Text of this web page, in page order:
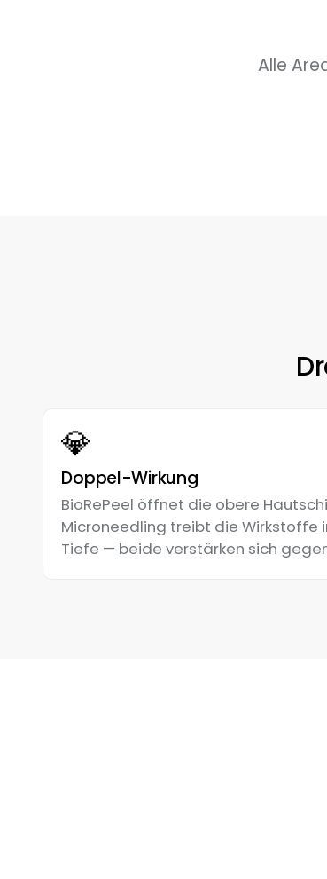
Alle
💎
Doppel-Wirkung
BioRePeel öffnet die obere
Microneedling treibt die Wirkstoffe
Tiefe — beide verstärken sich